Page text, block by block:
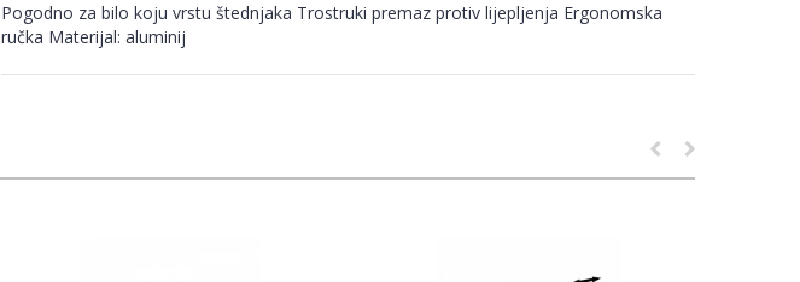
Pogodno za bilo koju vrstu štednjaka Trostruki premaz protiv lijepljenja Ergonomska
ručka Materijal: aluminij